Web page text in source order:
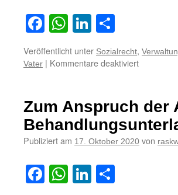
Facebook
WhatsApp
LinkedIn
Veröffentlicht unter Sozialrecht,
Vater | Kommentare deaktiviertfür
Vaters
auf
Einsicht
in
Zum Anspruch der
Publiziert am 17. Oktober 2020 von
Facebook
WhatsApp
LinkedIn